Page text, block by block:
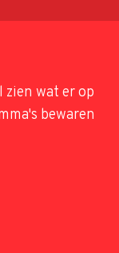
zien wat er op
bewaren